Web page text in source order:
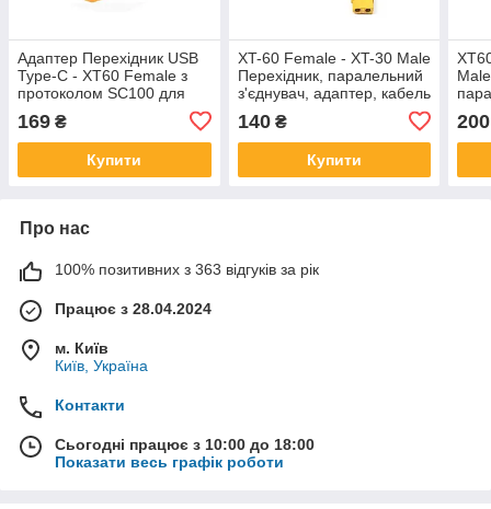
Адаптер Перехідник USB
Type-C - XT60 Female з
протоколом SC100 для
169 ₴
Купити
XT-60 Female - XT-30 Male
Перехідник, паралельний
з'єднувач, адаптер, кабель
140₴
Купити
200
Про нас
100% позитивних з 363 відгуків за рік
Працює з 28.04.2024
м. Київ
Київ, Україна
Контакти
Сьогодні працює з 10:00 до 18:00
Показати весь графік роботи